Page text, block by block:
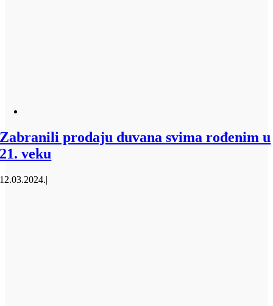
Zabranili prodaju duvana svima rođenim u
21. veku
12.03.2024.|